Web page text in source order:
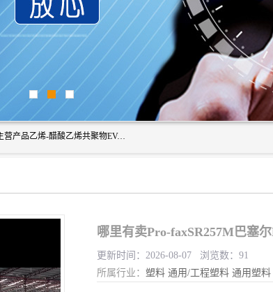
东莞市恒屹国际贸易有限公司（简称：恒屹国际）是一家石化原料综合营销服务商，主营产品乙烯-醋酸乙烯共聚物EVA、聚酰胺PA（尼龙）、醚酯型热塑弹性体TPEE等，公司秉承以市场为导向的战略思想，致力于大宗石化原料在中国市场的营销服务业务，为客户提供一站式的全面服务。
哪里有卖Pro-faxSR257M巴塞
更新时间：2026-08-07 浏览数：91
所属行业： 塑料 通用/工程塑料 通用塑料